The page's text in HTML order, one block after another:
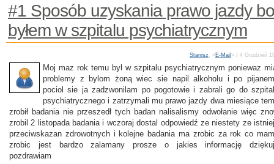
#1 Sposób uzyskania prawo jazdy bo
byłem w szpitalu psychiatrycznym
Stanisz , <E-Mail > / 4 Grudzień
Moj maz rok temu byl w szpitalu psychiatrycznym poniewaz
problemy z bylom żoną wiec sie napil alkoholu i po
pociol sie ja zadzwonilam po pogotowie i zabrali go do
psychiatrycznego i zatrzymali mu prawo jazdy dwa miesiące
zrobił badania nie przeszedł tych badan nalisalismy odwołanie więc
zrobil 2 listopada badania i wczoraj dostal odpowiedź ze niestety ze
przeciwskazan zdrowotnych i kolejne badania ma zrobic za rok co
zrobic jest bardzo zalamany prosze o jakies informację
pozdrawiam